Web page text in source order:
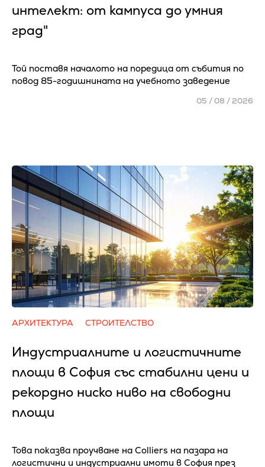
интелект: от кампуса до умния
град"
Той поставя началото на поредица от събития по
повод 85-годишнината на учебното заведение
05 / 08 / 2026
АРХИТЕКТУРА СТРОИТЕЛСТВО
Индустриалните и логистичните
площи в София със стабилни цени и
рекордно ниско ниво на свободни
площи
Това показва проучване на Colliers на пазара на
логистични и индустриални имоти в София през